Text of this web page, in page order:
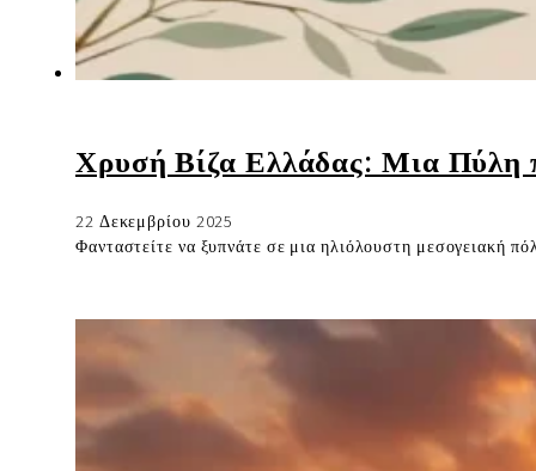
Χρυσή Βίζα Ελλάδας: Μια
22 Δεκεμβρίου 2025
Φανταστείτε να ξυπνάτε σε μια ηλιόλουστη μεσογειακή